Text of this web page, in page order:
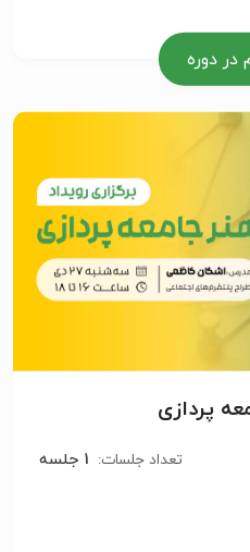
در دوره
پردازی
تعداد جلسات: 1 جلسه